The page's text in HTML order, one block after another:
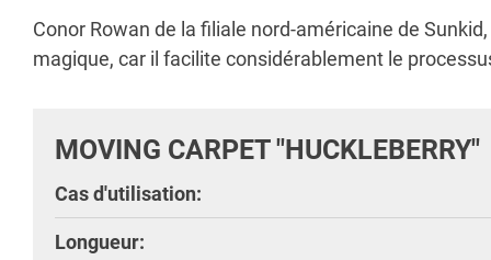
Conor Rowan de la filiale nord-américaine de
magique, car il facilite considérablement le
MOVING CARPET "HUCKLEBERRY"
Cas d'utilisation:
Longueur: